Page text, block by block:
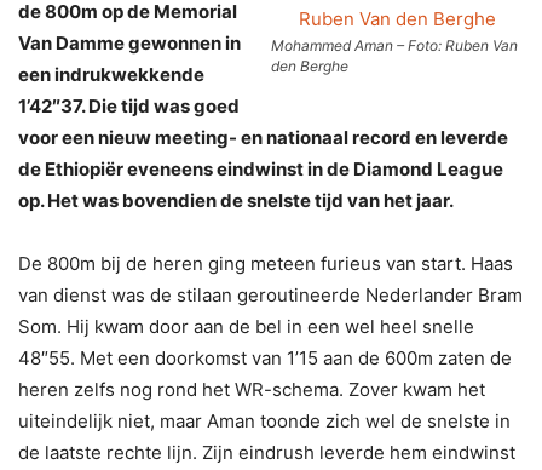
Mohammed Aman – Foto: Ruben Van
den Berghe
de 800m op de Memorial
Van Damme gewonnen in
een indrukwekkende
1’42″37. Die tijd was goed
voor een nieuw meeting- en nationaal record en leverde
de Ethiopiër eveneens eindwinst in de Diamond League
op. Het was bovendien de snelste tijd van het jaar.
De 800m bij de heren ging meteen furieus van start. Haas
van dienst was de stilaan geroutineerde Nederlander Bram
Som. Hij kwam door aan de bel in een wel heel snelle
48″55. Met een doorkomst van 1’15 aan de 600m zaten de
heren zelfs nog rond het WR-schema. Zover kwam het
uiteindelijk niet, maar Aman toonde zich wel de snelste in
de laatste rechte lijn. Zijn eindrush leverde hem eindwinst